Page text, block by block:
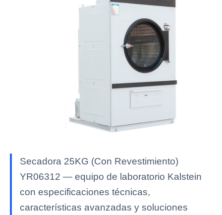
Secadora 25KG (Con Revestimiento)
YR06312 — equipo de laboratorio Kalstein
con especificaciones técnicas,
características avanzadas y soluciones